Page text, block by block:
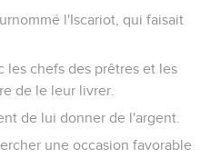
l'Iscariot, qui faisait
les chefs des prêtres et les
de le leur livrer.
de lui donner de l'argent.
une occasion favorable